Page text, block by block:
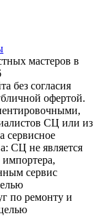
мастеров в
без согласия
офертой.
СЦ или из
сервисное
СЦ не является
сервис
по ремонту и